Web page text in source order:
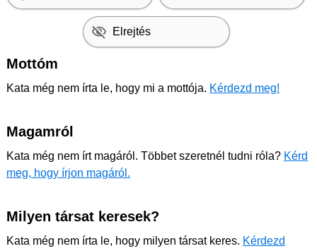
Elrejtés
Mottóm
Kata még nem írta le, hogy mi a mottója. Kérdezd meg!
Magamról
Kata még nem írt magáról. Többet szeretnél tudni róla? Kérd
meg, hogy írjon magáról.
Milyen társat keresek?
Kata még nem írta le, hogy milyen társat keres. Kérdezd